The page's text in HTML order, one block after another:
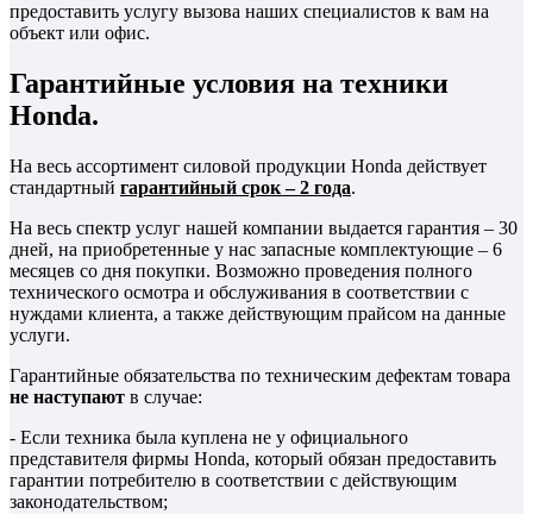
предоставить услугу вызова наших специалистов к вам на
объект или офис.
Гарантийные условия на техники
Honda.
На весь ассортимент силовой продукции Honda действует
стандартный гарантийный срок – 2 года.
На весь спектр услуг нашей компании выдается гарантия – 30
дней, на приобретенные у нас запасные комплектующие – 6
месяцев со дня покупки. Возможно проведения полного
технического осмотра и обслуживания в соответствии с
нуждами клиента, а также действующим прайсом на данные
услуги.
Гарантийные обязательства по техническим дефектам товара
не наступают в случае:
- Если техника была куплена не у официального
представителя фирмы Honda, который обязан предоставить
гарантии потребителю в соответствии с действующим
законодательством;